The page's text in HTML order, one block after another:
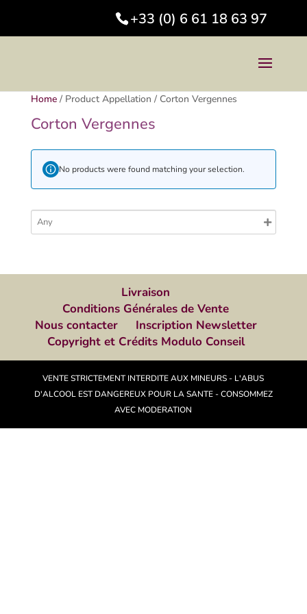
+33 (0) 6 61 18 63 97
Home/ Product Appellation / Corton Vergennes
Corton Vergennes
No products were found matching your selection.
Livraison
Conditions Générales de Vente
Nous contacter
Inscription Newsletter
Copyright et Crédits Modulo Conseil
VENTE STRICTEMENT INTERDITE AUX MINEURS - L'ABUS
D'ALCOOL EST DANGEREUX POUR LA SANTE - CONSOMMEZ
AVEC MODERATION